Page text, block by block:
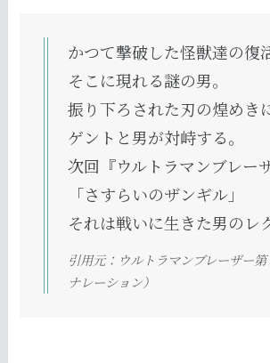
かつて撃破した怪獣達の復
そこに現れる謎の男。
振り下ろされた刃の煌めき
ゲントと男が対峙する。
次回『ウルトラマンブレー
「さすらいのザンギル」
それは戦いに生きた男のレ
引用元：ウルトラマンブレーザー
ナレーション）